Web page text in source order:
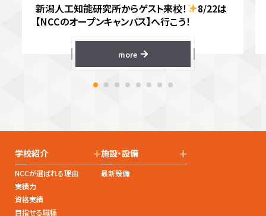
新潟人工知能研究所からゲスト来校！
8/22は
【NCCのオープンキャンパス】へ行こう！
more
学校紹介 +
NCCが選ばれる理由
実績力
資格実績
目指せる職種
施設・設備 +
最新設備